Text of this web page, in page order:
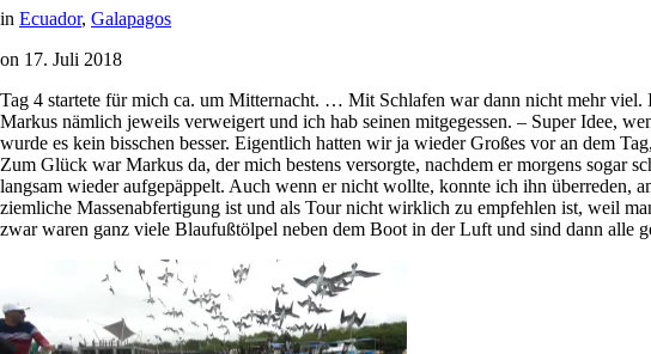
in Ecuador, Galapagos
on 17. Juli 2018
Tag 4 startete für mich ca. um Mitternacht. … Mit Schlafen war dann nicht mehr
Markus nämlich jeweils verweigert und ich hab seinen mitgegessen. – Super Idee,
wurde es kein bisschen besser. Eigentlich hatten wir ja wieder Großes vor an dem
Zum Glück war Markus da, der mich bestens versorgte, nachdem er morgens
langsam wieder aufgepäppelt. Auch wenn er nicht wollte, konnte ich ihn überreden,
ziemliche Massenabfertigung ist und als Tour nicht wirklich zu empfehlen ist, weil
zwar waren ganz viele Blaufußtölpel neben dem Boot in der Luft und sind dann alle